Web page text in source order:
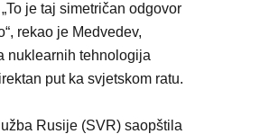
je taj simetričan odgovor
rekao je Medvedev,
nuklearnih tehnologija
put ka svjetskom ratu.
Rusije (SVR) saopštila